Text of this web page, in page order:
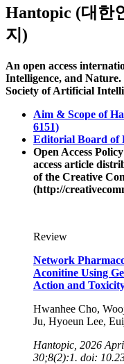
Hantopic (대한
지)
An open access
Intelligence, and
Society of Artificial
Aim & Scope of
6151)
Editorial Board of
Open Access
access article
of the Creative
(http://
Review
Network
Aconitine Using
Action and
Hwanhee Cho,
Ju, Hyoeun Lee,
Hantopic, 2026
30;8(2):1. doi: